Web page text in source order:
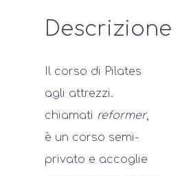
Descrizione
Il corso di Pilates
agli attrezzi.
chiamati reformer,
è un corso semi-
privato e accoglie